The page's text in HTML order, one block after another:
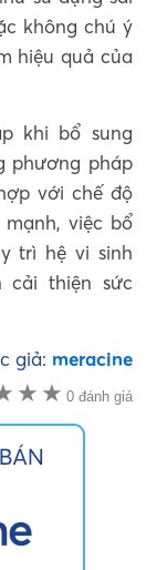
không chú ý
hiệu quả của
khi bổ sung
phương pháp
với chế độ
việc bổ
trì hệ vi sinh
cải thiện sức
giả: meracine
★ ★ 0 đánh giá